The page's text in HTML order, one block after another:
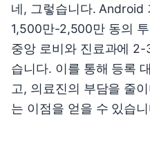
네, 그렇습니다. Android
1,500만-2,500만 동의
중앙 로비와 진료과에
습니다. 이를 통해 등록
고, 의료진의 부담을 줄
는 이점을 얻을 수 있습